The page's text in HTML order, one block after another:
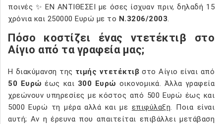
ποινές ✨ ΕΝ ΑΝΤΙΘΕΣΕΙ με όσες ίσχυαν πριν, δηλαδή 15
χρόνια και 250000 Ευρώ με το Ν.3206/2003.
Πόσο κοστίζει ένας ντετέκτιβ στο
Αίγιο από τα γραφεία μας;
Η διακύμανση της τιμής ντετέκτιβ στο Αίγιο είναι από
50 Ευρώ έως και 300 Ευρώ οικονομικά. Άλλα γραφεία
χρεώνουν υπηρεσίες με κόστος από 500 Ευρώ έως και
5000 Ευρώ τη μέρα αλλά και με επιφύλαξη. Ποια είναι
αυτή; Αν η έρευνα που απαιτείται επιβάλλει μετάβαση